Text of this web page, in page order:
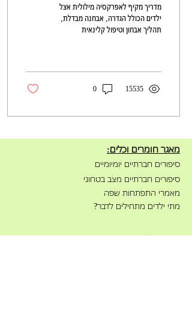
מדריך מקיף לאפרקסיה מילולית אצל
ילדים הכולל הגדרה, אבחנה מבדלת,
תהליך אבחון וטיפול קלינאית
15535
0
מאגר חומרים וכלים:
סיפורים חברתיים יומיומיים
סיפורים חברתיים מצב בטחוני
מאמרי התפתחות שפה
מתי ילדים מתחילים לדבר?
מידע כללי: